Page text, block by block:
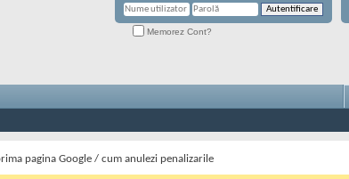
Memorez Cont?
pagina Google / cum anulezi penalizarile